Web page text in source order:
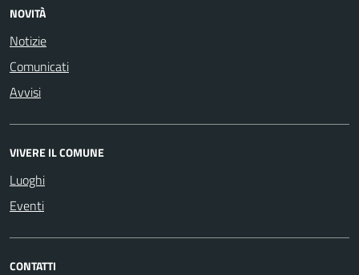
NOVITÀ
Notizie
Comunicati
Avvisi
VIVERE IL COMUNE
Luoghi
Eventi
CONTATTI